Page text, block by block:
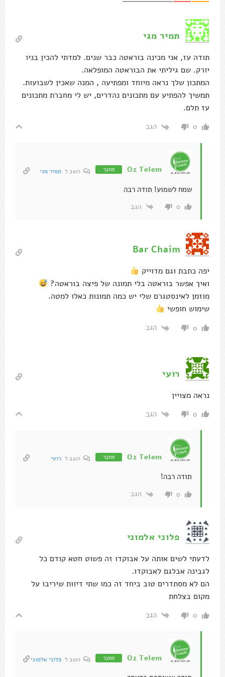
תמיר מגי
תודה עז, אני מכינה בוראטה כבר שנים. למדתי להכין בניו
יורק. שם גיליתי את הבוראטה המופלאה.
המתכון שלך נראה מיוחד ומפתיעה , המנה שאכין לשבועות.
תמשיך להפתיע עם מתכונים נהדרים, יש לי מחברת מתכונים
עז תלם.
0 הגב
Oz Telem מחבר השב ל תמיר מגי
שמח לשמוע! תודה רבה
0 הגב
Bar Chaim
יפה כתבת וגם מדוייק
ואיך אפשר בוראטה בלי תמונה של פיצה בוראטה?
מוזמן לאינסטגרם שלי יש כמה תמונות כאלו למטה.
שימוש חופשי
0 הגב
רועי
נראה מצויין
0 הגב
Oz Telem מחבר השב ל רועי
תודה רבה!
0 הגב
פלוני אלמוני
לדעתי לשים אותה על אבוקדו זה פשוט חטא קודם כל
לגבינה אבלגם לאבוקדו.
הם לא מסתדרים טוב ביחד זה כמו שתי דיוות שיריבו על
מקום בצלחת
0 הגב
Oz Telem מחבר השב ל פלוני אלמוני